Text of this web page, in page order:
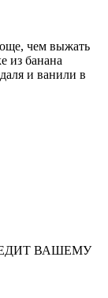
чем выжать
из банана
и ванили в
ВАШЕМУ